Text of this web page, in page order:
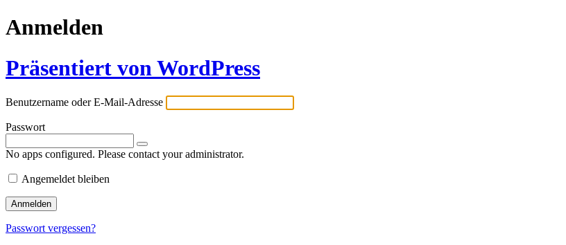
Anmelden
Präsentiert von WordPress
Benutzername oder E-Mail-Adresse
Passwort
No apps configured. Please contact your administrator.
Angemeldet bleiben
Passwort vergessen?